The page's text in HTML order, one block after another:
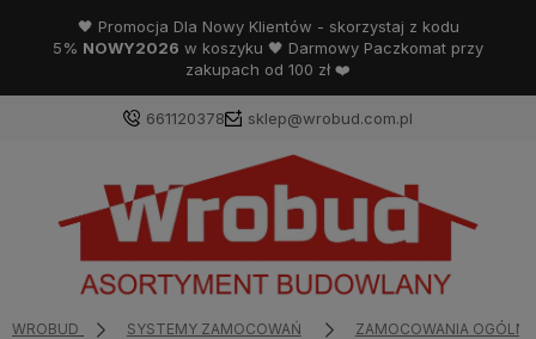
🖤 Promocja Dla Nowy Klientów - skorzystaj z kodu
5% NOWY2026 w koszyku 🖤 Darmowy Paczkomat przy
zakupach od 100 zł ❤️
661120378 sklep@wrobud.com.pl
WROBUD SYSTEMY ZAMOCOWAŃ ZAMOCOWANIA OGÓLNE